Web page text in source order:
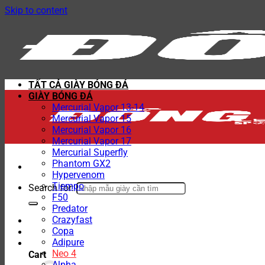
Skip to content
Search for:
Cart
TẤT CẢ GIÀY BÓNG ĐÁ
GIÀY BÓNG ĐÁ
Mercurial Vapor 13-14
Mercurial Vapor 15
Mercurial Vapor 16
Mercurial Vapor 17
Mercurial Superfly
Phantom GX2
Hypervenom
Tiempo
F50
Predator
Crazyfast
Copa
Adipure
Neo 4